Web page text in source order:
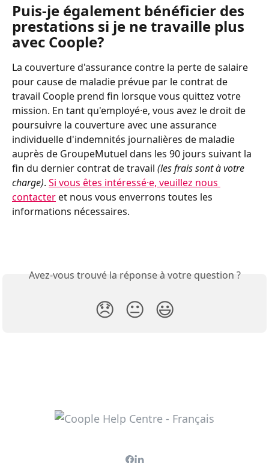
Puis-je également bénéficier des
prestations si je ne travaille plus
avec Coople?
La couverture d'assurance contre la perte de salaire
pour cause de maladie prévue par le contrat de
travail Coople prend fin lorsque vous quittez votre
mission. En tant qu'employé⸱e, vous avez le droit de
poursuivre la couverture avec une assurance
individuelle d'indemnités journalières de maladie
auprès de GroupeMutuel dans les 90 jours suivant la
fin du dernier contrat de travail (les frais sont à votre
charge). Si vous êtes intéressé⸱e, veuillez nous
contacter et nous vous enverrons toutes les
informations nécessaires.
Avez-vous trouvé la réponse à votre question ?
😞 😐 😃